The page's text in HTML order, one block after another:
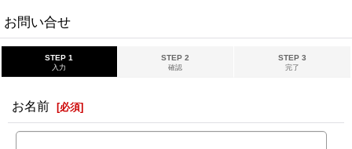
お問い合せ
STEP 1
入力
STEP 2
確認
STEP 3
完了
お名前 [必須]